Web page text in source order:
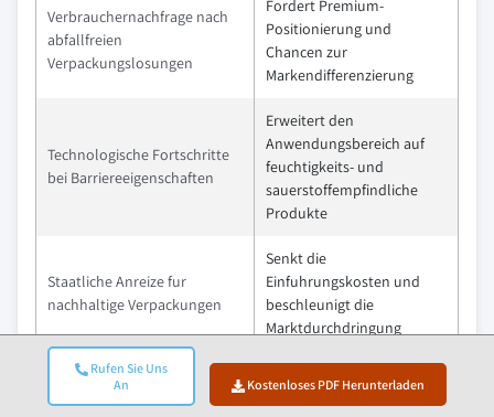
Rufen Sie Uns
An
Kostenloses PDF Herunterladen
Verbrauchernachfrage nach
abfallfreien
Verpackungslosungen
Fordert Premium-
Positionierung und
Chancen zur
Markendifferenzierung
Technologische Fortschritte
bei Barriereeigenschaften
Erweitert den
Anwendungsbereich auf
feuchtigkeits- und
sauerstoffempfindliche
Produkte
Staatliche Anreize fur
nachhaltige Verpackungen
Senkt die
Einfuhrungskosten und
beschleunigt die
Marktdurchdringung
Pitfalls & Challenges